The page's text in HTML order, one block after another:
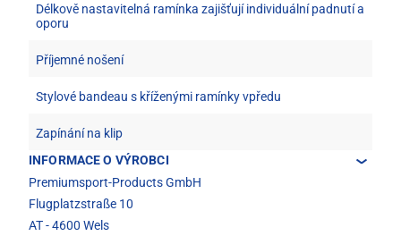
Délkově nastavitelná ramínka zajišťují individuální padnutí a
oporu
Příjemné nošení
Stylové bandeau s kříženými ramínky vpředu
Zapínání na klip
INFORMACE O VÝROBCI
Premiumsport-Products GmbH
Flugplatzstraße 10
AT - 4600 Wels